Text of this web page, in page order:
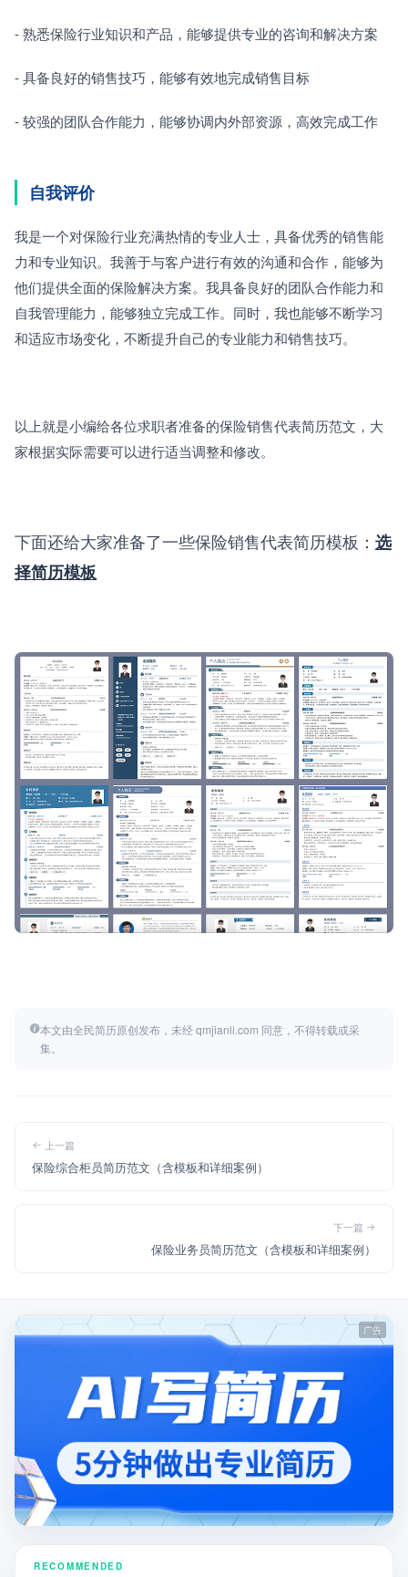
- 熟悉保险行业知识和产品，能够提供专业的咨询和解决方案
- 具备良好的销售技巧，能够有效地完成销售目标
- 较强的团队合作能力，能够协调内外部资源，高效完成工作
自我评价
我是一个对保险行业充满热情的专业人士，具备优秀的销售能
力和专业知识。我善于与客户进行有效的沟通和合作，能够为
他们提供全面的保险解决方案。我具备良好的团队合作能力和
自我管理能力，能够独立完成工作。同时，我也能够不断学习
和适应市场变化，不断提升自己的专业能力和销售技巧。
以上就是小编给各位求职者准备的保险销售代表简历范文，大
家根据实际需要可以进行适当调整和修改。
下面还给大家准备了一些保险销售代表简历模板： 选
择简历模板
本文由全民简历原创发布，未经 qmjianli.com 同意，不得转载或采
集。
上一篇
保险综合柜员简历范文（含模板和详细案例）
下一篇
保险业务员简历范文（含模板和详细案例）
RECOMMENDED